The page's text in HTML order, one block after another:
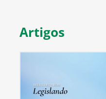
Artigos